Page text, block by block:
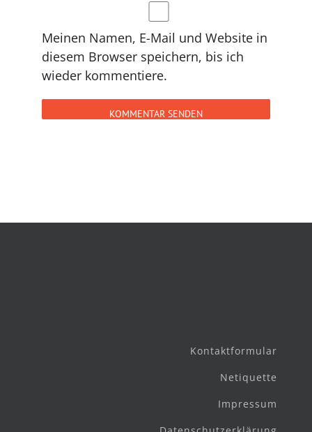
Meinen Namen, E-Mail und Website in
diesem Browser speichern, bis ich
wieder kommentiere.
Kontaktformular
Netiquette
Impressum